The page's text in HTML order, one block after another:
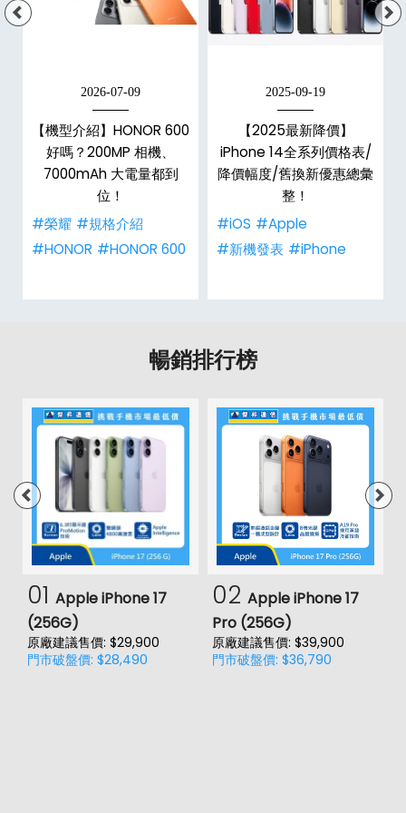
2026-07-09
【機型介紹】HONOR 600
好嗎？200MP 相機、
7000mAh 大電量都到
位！
#榮耀 #規格介紹
#HONOR #HONOR 600
2025-09-19
【2025最新降價】
iPhone 14全系列價格表/
降價幅度/舊換新優惠總彙
整！
#iOS #Apple
#新機發表 #iPhone
暢銷排行榜
01 Apple iPhone 17
(256G)
原廠建議售價: $29,900
門市破盤價: $28,490
02 Apple iPhone 17
Pro (256G)
原廠建議售價: $39,900
門市破盤價: $36,790